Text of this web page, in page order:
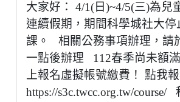
大家好： 4/1(日)~4/5(三)為兒
連續假期，期間科學城社大停
課。 相關公務事項辦理，請
一點後辦理 112春季尚未額
上報名虛擬帳號繳費！ 點我報
https://s3c.twcc.org.tw/course/